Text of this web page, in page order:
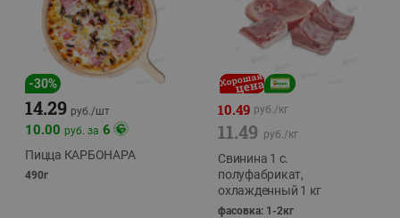
-30%
14.29 руб./шт
10.00 руб. за 6
Пицца КАРБОНАРА
490г
10.49 руб./кг
11.49 руб./кг
Свинина 1 с.
полуфабрикат,
охлажденный 1 кг
фасовка: 1-2кг